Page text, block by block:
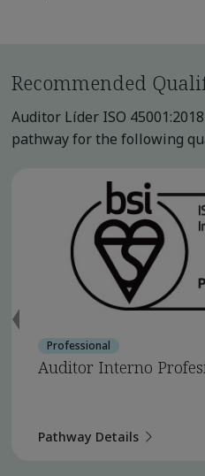
Recommended
Auditor Líder ISO
pathway for the following
Professional
Auditor Interno
Pathway Details